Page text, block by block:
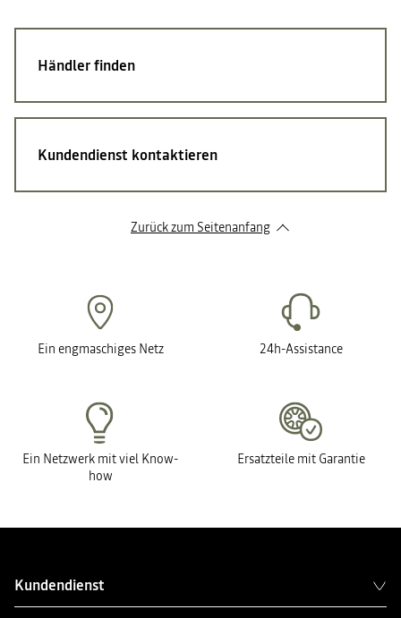
Händler finden
Kundendienst kontaktieren
Zurück zum Seitenanfang
Ein engmaschiges Netz 24h-Assistance
Ein Netzwerk mit viel Know-
how
Ersatzteile mit Garantie
Kundendienst